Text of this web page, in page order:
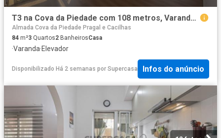
T3 na Cova da Piedade com 108 metros, Varanda, Elevador e Excelente Luminosidade Natural
Almada Cova da Piedade Pragal e Cacilhas
84 m²3 Quartos2 BanheirosCasa
·Varanda·Elevador
Disponibilizado Há 2 semanas por Supercasa Infos do anúncio